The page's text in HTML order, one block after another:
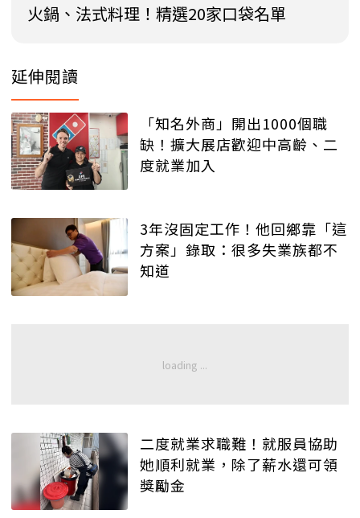
火鍋、法式料理！精選20家口袋名單
延伸閱讀
「知名外商」開出1000個職
缺！擴大展店歡迎中高齡、二
度就業加入
3年沒固定工作！他回鄉靠「這
方案」錄取：很多失業族都不
知道
二度就業求職難！就服員協助
她順利就業，除了薪水還可領
獎勵金